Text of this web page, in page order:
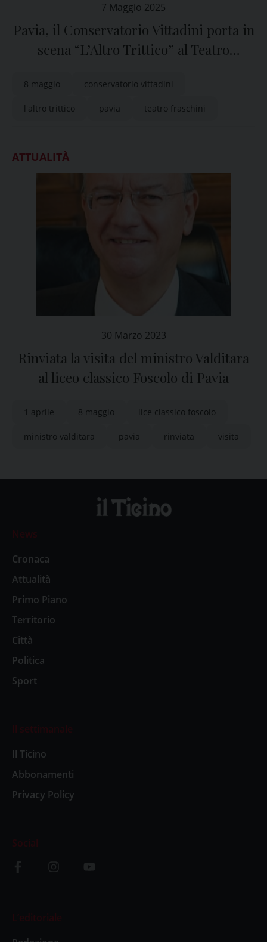
7 Maggio 2025
Pavia, il Conservatorio Vittadini porta in
scena “L’Altro Trittico” al Teatro
8 maggio conservatorio vittadini
l'altro trittico pavia teatro fraschini
ATTUALITÀ
30 Marzo 2023
Rinviata la visita del ministro Valditara
al liceo classico Foscolo di Pavia
1 aprile 8 maggio lice classico foscolo
ministro valditara pavia rinviata visita
News
Cronaca
Attualità
Primo Piano
Territorio
Città
Politica
Sport
Il settimanale
Il Ticino
Abbonamenti
Privacy Policy
Social
L’editoriale